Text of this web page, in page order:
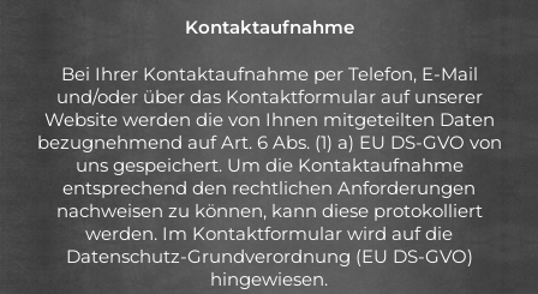
Kontaktaufnahme
Bei Ihrer Kontaktaufnahme per Telefon, E-Mail
und/oder über das Kontaktformular auf unserer
Website werden die von Ihnen mitgeteilten Daten
bezugnehmend auf Art. 6 Abs. (1) a) EU DS-GVO von
uns gespeichert. Um die Kontaktaufnahme
entsprechend den rechtlichen Anforderungen
nachweisen zu können, kann diese protokolliert
werden. Im Kontaktformular wird auf die
Datenschutz-Grundverordnung (EU DS-GVO)
hingewiesen.